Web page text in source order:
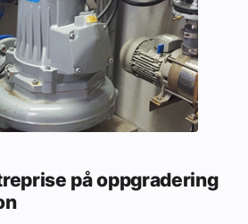
på oppgradering